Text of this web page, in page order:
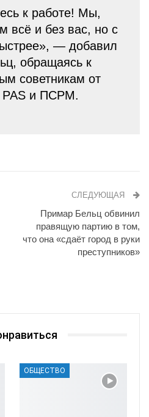
к работе! Мы,
всё и без вас, но с
— добавил
обращаясь к
советникам от
PAS и ПСРМ.
СЛЕДУЮЩАЯ
Примар Бельц обвинил
правящую партию в том,
что она «сдаёт город в руки
преступников»
ОБЩЕСТВО